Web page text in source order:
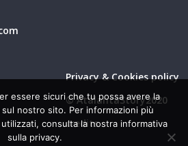
Privacy & Cookies policy
© AtalantaStory2020
credits
essere sicuri che tu possa avere la
nostro sito. Per informazioni più
consulta la nostra informativa
sulla privacy.